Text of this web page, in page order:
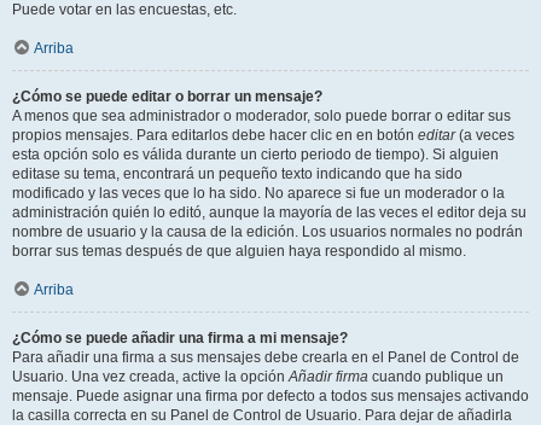
Puede votar en las encuestas, etc.
Arriba
¿Cómo se puede editar o borrar un mensaje?
A menos que sea administrador o moderador, solo puede borrar o editar sus
propios mensajes. Para editarlos debe hacer clic en en botón editar(a veces
esta opción solo es válida durante un cierto periodo de tiempo). Si alguien
editase su tema, encontrará un pequeño texto indicando que ha sido
modificado y las veces que lo ha sido. No aparece si fue un moderador o la
administración quién lo editó, aunque la mayoría de las veces el editor deja su
nombre de usuario y la causa de la edición. Los usuarios normales no podrán
borrar sus temas después de que alguien haya respondido al mismo.
Arriba
¿Cómo se puede añadir una firma a mi mensaje?
Para añadir una firma a sus mensajes debe crearla en el Panel de Control de
Usuario. Una vez creada, active la opciónAñadir firma cuando publique un
mensaje. Puede asignar una firma por defecto a todos sus mensajes activando
la casilla correcta en su Panel de Control de Usuario. Para dejar de añadirla